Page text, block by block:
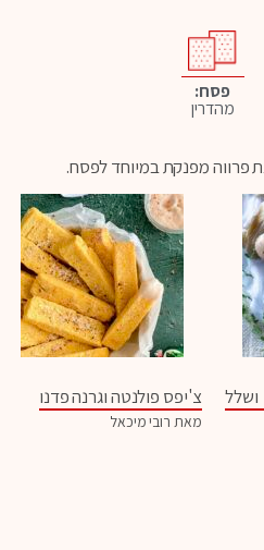
פסח:
מהדרין
פרווה מפנקת במיוחד לפסח.
צ'יפס פולנטה וגרנה פדנו
מאת רובי מיכאל